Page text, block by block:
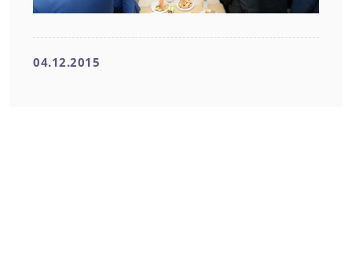
04.12.2015